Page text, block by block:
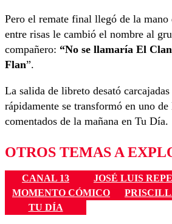
Pero el remate final llegó de la mano
entre risas le cambió el nombre al
compañero: “No se llamaría El
Flan”.
La salida de libreto desató
rápidamente se transformó en uno
comentados de la mañana en Tu Día.
OTROS TEMAS A
CANAL 13
JOSÉ LUIS
MOMENTO CÓMICO
TU DÍA